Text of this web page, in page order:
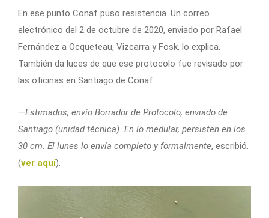
En ese punto Conaf puso resistencia. Un correo
electrónico del 2 de octubre de 2020, enviado por Rafael
Fernández a Ocqueteau, Vizcarra y Fosk, lo explica.
También da luces de que ese protocolo fue revisado por
las oficinas en Santiago de Conaf:
—Estimados, envío Borrador de Protocolo, enviado de
Santiago (unidad técnica). En lo medular, persisten en los
30 cm. El lunes lo envía completo y formalmente, escribió.
(ver aquí).